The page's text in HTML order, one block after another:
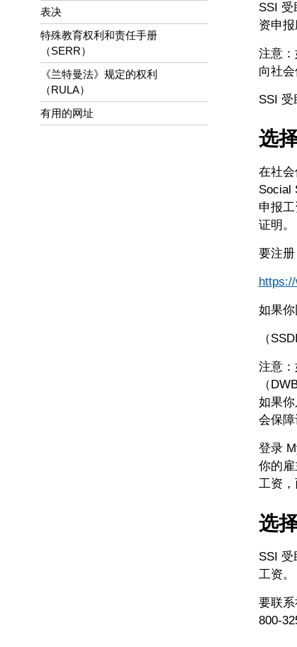
表决
特殊教育权利和责任手册
（SERR）
《兰特曼法》规定的权利
（RULA）
有用的网址
SSI
资申
注意
向社会
SSI 受
选
在社
Social
申报
证明。
要注
如果
（
注意
（
如果
会保障
登录
你的
工资，
选
SSI 受
工资。
要联
800-